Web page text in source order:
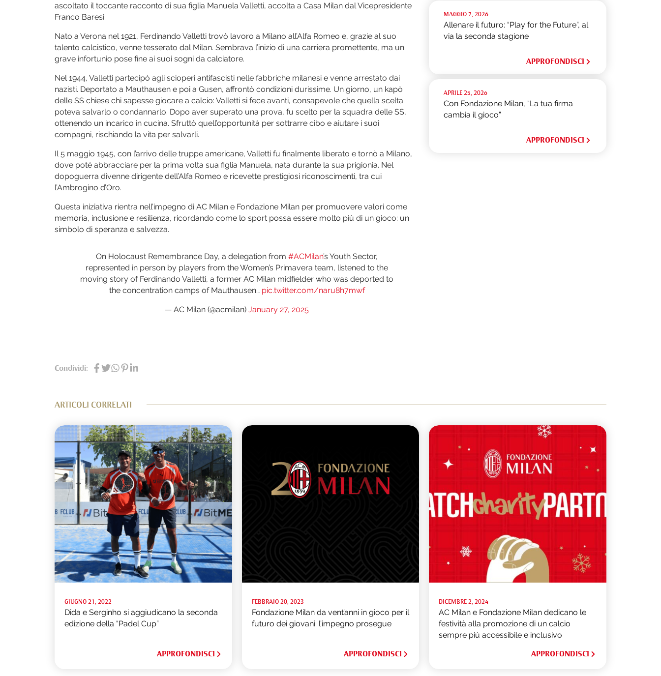
ascoltato il toccante racconto di sua figlia Manuela Valletti, accolta a Casa Milan dal Vicepresidente
Franco Baresi.
Nato a Verona nel 1921, Ferdinando Valletti trovò lavoro a Milano all’Alfa Romeo e, grazie al suo
talento calcistico, venne tesserato dal Milan. Sembrava l’inizio di una carriera promettente, ma un
grave infortunio pose fine ai suoi sogni da calciatore.
Nel 1944, Valletti partecipò agli scioperi antifascisti nelle fabbriche milanesi e venne arrestato dai
nazisti. Deportato a Mauthausen e poi a Gusen, affrontò condizioni durissime. Un giorno, un kapò
delle SS chiese chi sapesse giocare a calcio: Valletti si fece avanti, consapevole che quella scelta
poteva salvarlo o condannarlo. Dopo aver superato una prova, fu scelto per la squadra delle SS,
ottenendo un incarico in cucina. Sfruttò quell’opportunità per sottrarre cibo e aiutare i suoi
compagni, rischiando la vita per salvarli.
Il 5 maggio 1945, con l’arrivo delle truppe americane, Valletti fu finalmente liberato e tornò a Milano,
dove poté abbracciare per la prima volta sua figlia Manuela, nata durante la sua prigionia. Nel
dopoguerra divenne dirigente dell’Alfa Romeo e ricevette prestigiosi riconoscimenti, tra cui
l’Ambrogino d’Oro.
Questa iniziativa rientra nell’impegno di AC Milan e Fondazione Milan per promuovere valori come
memoria, inclusione e resilienza, ricordando come lo sport possa essere molto più di un gioco: un
simbolo di speranza e salvezza.
On Holocaust Remembrance Day, a delegation from#ACMilan’s Youth Sector,
represented in person by players from the Women’s Primavera team, listened to the
moving story of Ferdinando Valletti, a former AC Milan midfielder who was deported to
the concentration camps of Mauthausen… pic.twitter.com/naru8h7mwf
— AC Milan (@acmilan)January 27, 2025
Condividi:
MAGGIO 7, 2026
Allenare il futuro: “Play for the Future”, al
via la seconda stagione
APPROFONDISCI
APRILE 25, 2026
Con Fondazione Milan, “La tua firma
cambia il gioco”
APPROFONDISCI
ARTICOLI CORRELATI
GIUGNO 21, 2022
Dida e Serginho si aggiudicano la seconda
edizione della “Padel Cup”
APPROFONDISCI
FEBBRAIO 20, 2023
Fondazione Milan da vent’anni in gioco per il
futuro dei giovani: l’impegno prosegue
APPROFONDISCI
DICEMBRE 2, 2024
AC Milan e Fondazione Milan dedicano le
festività alla promozione di un calcio
sempre più accessibile e inclusivo
APPROFONDISCI